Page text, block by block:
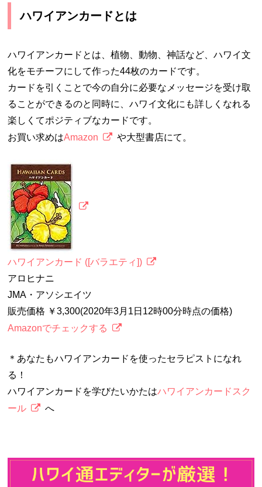
ハワイアンカードとは
ハワイアンカードとは、植物、動物、神話など、ハワイ文
化をモチーフにして作った44枚のカードです。
カードを引くことで今の自分に必要なメッセージを受け取
ることができるのと同時に、ハワイ文化にも詳しくなれる
楽しくてポジティブなカードです。
お買い求めはAmazon や大型書店にて。
ハワイアンカード ([バラエティ])
アロヒナニ
JMA・アソシエイツ
販売価格 ￥3,300(2020年3月1日12時00分時点の価格)
Amazonでチェックする
＊あなたもハワイアンカードを使ったセラピストになれ
る！
ハワイアンカードを学びたいかたはハワイアンカードスク
ール
へ